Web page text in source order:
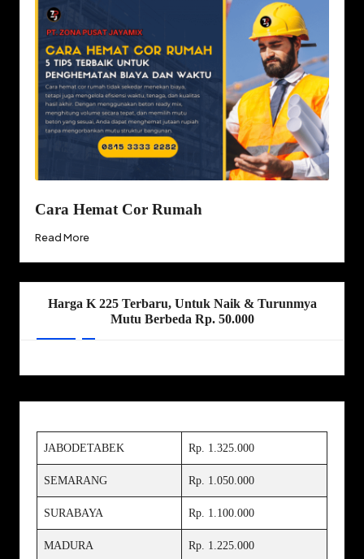
Cara Hemat Cor Rumah
Read More
Harga K 225 Terbaru, Untuk Naik & Turunmya
Mutu Berbeda Rp. 50.000
JABODETABEK Rp. 1.325.000
SEMARANG Rp. 1.050.000
SURABAYA Rp. 1.100.000
MADURA Rp. 1.225.000